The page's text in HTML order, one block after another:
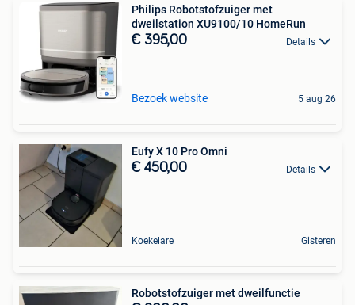
Philips Robotstofzuiger met
dweilstation XU9100/10 HomeRun
€ 395,00 Details
Bezoek website 5 aug 26
Eufy X 10 Pro Omni
€ 450,00 Details
Koekelare Gisteren
Robotstofzuiger met dweilfunctie